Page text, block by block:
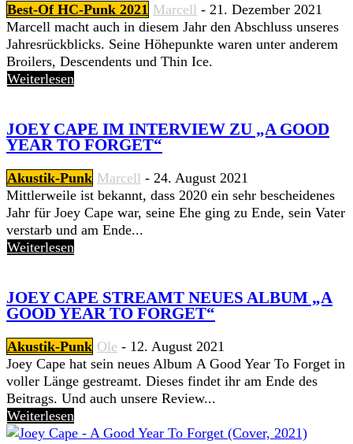
Best-Of HC-Punk 2021 Marcell - 21. Dezember 2021
Marcell macht auch in diesem Jahr den Abschluss unseres
Jahresrückblicks. Seine Höhepunkte waren unter anderem
Broilers, Descendents und Thin Ice.
Weiterlesen
JOEY CAPE IM INTERVIEW ZU „A GOOD
YEAR TO FORGET“
Akustik-Punk Marcell - 24. August 2021
Mittlerweile ist bekannt, dass 2020 ein sehr bescheidenes
Jahr für Joey Cape war, seine Ehe ging zu Ende, sein Vater
verstarb und am Ende...
Weiterlesen
JOEY CAPE STREAMT NEUES ALBUM „A
GOOD YEAR TO FORGET“
Akustik-Punk Ole - 12. August 2021
Joey Cape hat sein neues Album A Good Year To Forget in
voller Länge gestreamt. Dieses findet ihr am Ende des
Beitrags. Und auch unsere Review...
Weiterlesen